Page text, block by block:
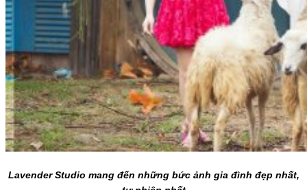
Lavender Studio mang đến những bức ảnh gia đình đẹp nhất,